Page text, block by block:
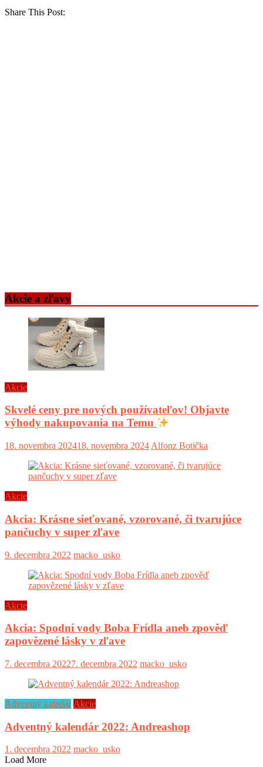
Share This Post:
Akcie a zľavy
Akcie
Skvelé ceny pre nových používateľov! Objavte
výhody nakupovania na Temu
18. novembra 202418. novembra 2024 Alfonz Botička
Akcie
Akcia: Krásne sieťované, vzorované, či tvarujúce
pančuchy v super zľave
9. decembra 2022 macko_usko
Akcie
Akcia: Spodní vody Boba Frídla aneb zpověď
zapovězené lásky v zľave
7. decembra 20227. decembra 2022 macko_usko
Adventný kaledár Akcie
Adventný kalendár 2022: Andreashop
1. decembra 2022 macko_usko
Load More